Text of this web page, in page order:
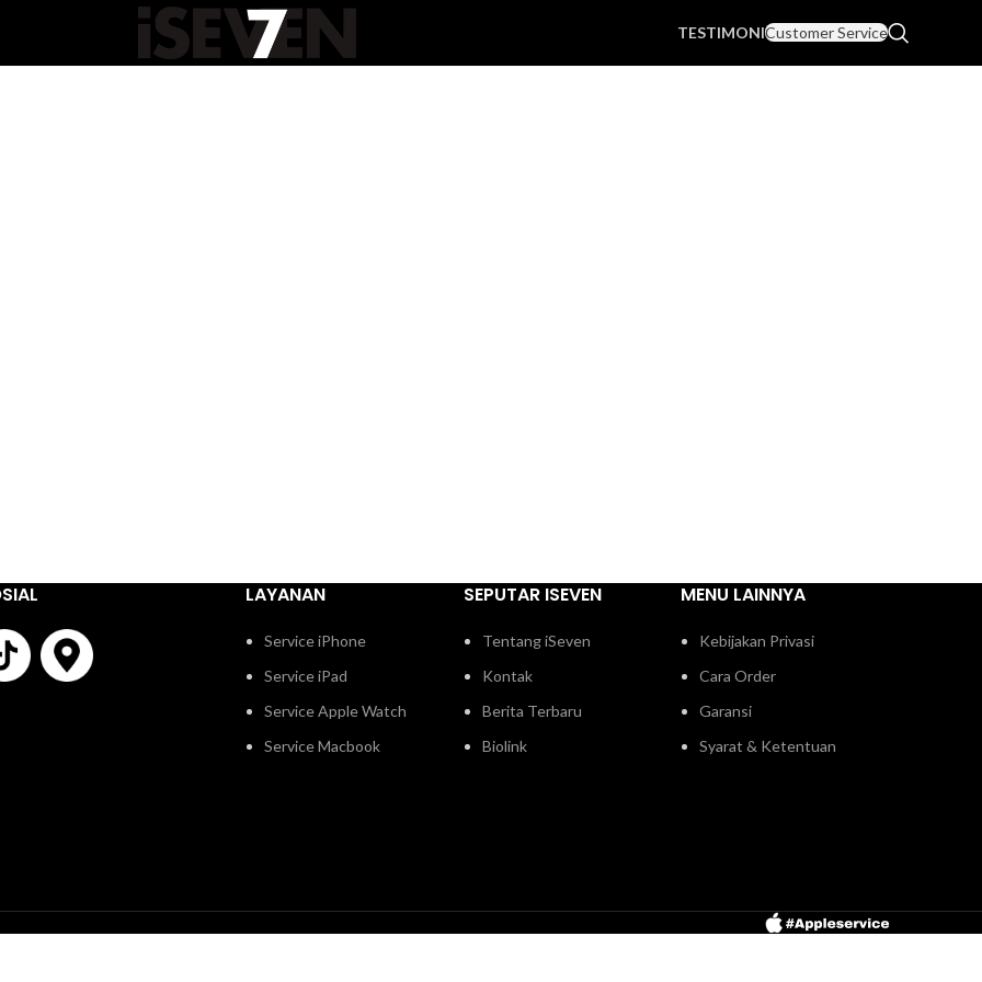
TESTIMONICustomer Service
LAYANAN
Service iPhone
Service iPad
Service Apple Watch
Service Macbook
SEPUTAR ISEVEN
Tentang iSeven
Kontak
Berita Terbaru
Biolink
MENU LAINNYA
Kebijakan Privasi
Cara Order
Garansi
Syarat & Ketentuan